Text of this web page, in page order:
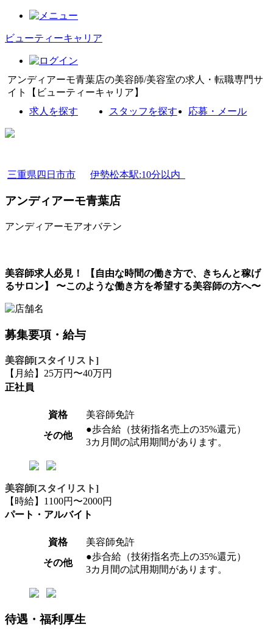
ビューティーキャリア
アンディアーモ青葉店の美容師/美容室の求人・転職専門サ
イト【ビューティーキャリア】
求人を探す
スタッフを探す 応募・メール
三重県四日市市 伊勢松本駅:10分以内
アンディアーモ青葉店
アンディアーモアオバテン
美容師求人必見！ 【自由な時間の働き方で、きちんと稼げ
るサロン】 〜このような働き方を希望する美容師の方へ〜
募集要項・給与
美容師[スタイリスト]
【月給】25万円〜40万円
正社員
資格
美容師免許
その他
●歩合給（技術指名売上の35%還元）
3カ月間の試用期間があります。
美容師[スタイリスト]
【時給】1100円〜2000円
パート・アルバイト
資格
美容師免許
その他
●歩合給（技術指名売上の35%還元）
3カ月間の試用期間があります。
待遇・福利厚生